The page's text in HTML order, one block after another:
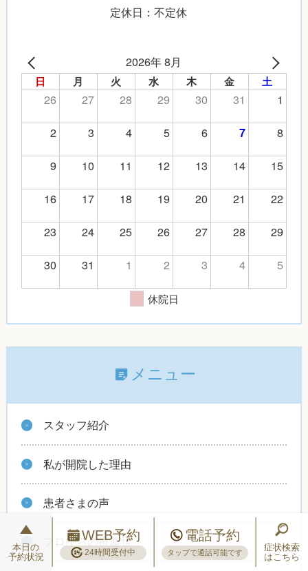
定休日：不定休
2026年 8月
日 月 火 水 木 金 土
26 27 28 29 30 31
1
2
3 4 5 6 7
8
9
10 11 12 13 14
15
16
17 18 19 20 21
22
23
24 25 26 27 28
29
30
31 1 2 3 4 5
休院日
メニュー
スタッフ紹介
私が開院した理由
患者さまの声
プロからの推薦状
本日の
予約状況
WEB予約
24時間受付中
電話予約
タップで通話可能です
症状検索
はこちら